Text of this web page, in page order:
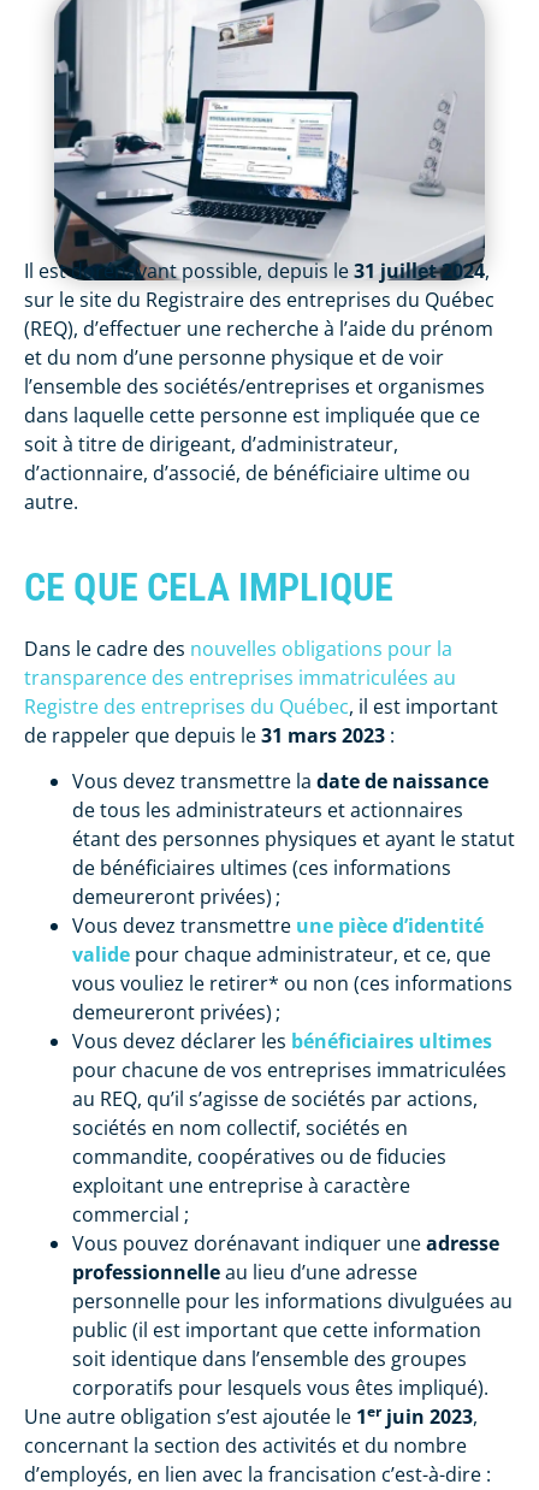
Il est dorénavant possible, depuis le31 juillet 2024,
sur le site du Registraire des entreprises du Québec
(REQ), d’effectuer une recherche à l’aide du prénom
et du nom d’une personne physique et de voir
l’ensemble des sociétés/entreprises et organismes
dans laquelle cette personne est impliquée que ce
soit à titre de dirigeant, d’administrateur,
d’actionnaire, d’associé, de bénéficiaire ultime ou
autre.
CE QUE CELA IMPLIQUE
Dans le cadre des nouvelles obligations pour la
transparence des entreprises immatriculées au
Registre des entreprises du Québec, il est important
de rappeler que depuis le31 mars 2023 :
Vous devez transmettre la date de naissance
de tous les administrateurs et actionnaires
étant des personnes physiques et ayant le statut
de bénéficiaires ultimes (ces informations
demeureront privées) ;
Vous devez transmettre une pièce d’identité
valide pour chaque administrateur, et ce, que
vous vouliez le retirer* ou non (ces informations
demeureront privées) ;
Vous devez déclarer les bénéficiaires ultimes
pour chacune de vos entreprises immatriculées
au REQ, qu’il s’agisse de sociétés par actions,
sociétés en nom collectif, sociétés en
commandite, coopératives ou de fiducies
exploitant une entreprise à caractère
commercial ;
Vous pouvez dorénavant indiquer uneadresse
professionnelleau lieu d’une adresse
personnelle pour les informations divulguées au
public (il est important que cette information
soit identique dans l’ensemble des groupes
corporatifs pour lesquels vous êtes impliqué).
Une autre obligation s’est ajoutée le 1erjuin 2023,
concernant la section des activités et du nombre
d’employés, en lien avec la francisation c’est-à-dire :